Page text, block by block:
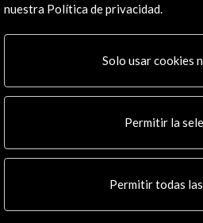
Multimedia
Boletín digital
Logo y crédito a AC/E
Conecta
nuestra Política de privacidad.
Solo usar cookies
Permitir la
Permitir todas